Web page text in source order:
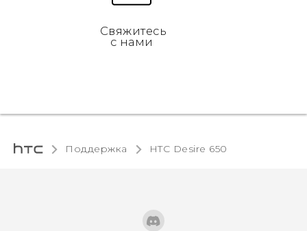
Свяжитесь
с нами
Поддержка HTC Desire 650‎